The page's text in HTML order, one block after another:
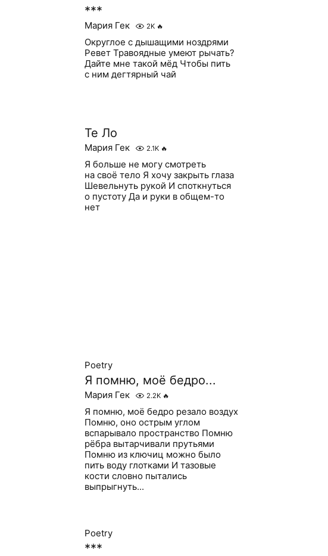
***
Мария Гек 2K 🔥
Округлое с дышащими ноздрями
Ревет Травоядные умеют рычать?
Дайте мне такой мёд Чтобы пить
с ним дегтярный чай
Те Ло
Мария Гек 2.1K 🔥
Я больше не могу смотреть
на своё тело Я хочу закрыть глаза
Шевельнуть рукой И споткнуться
о пустоту Да и руки в общем-то
нет
Poetry
Я помню, моё бедро...
Мария Гек 2.2K 🔥
Я помню, моё бедро резало воздух
Помню, оно острым углом
вспарывало пространство Помню
рёбра вытарчивали прутьями
Помню из ключиц можно было
пить воду глотками И тазовые
кости словно пытались
выпрыгнуть...
Poetry
***